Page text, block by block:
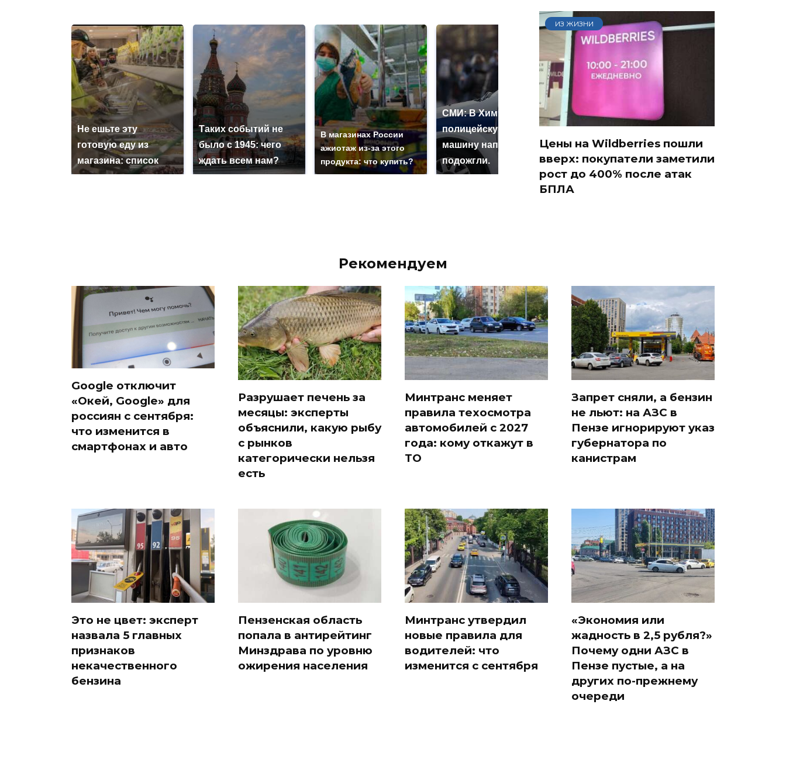
Не ешьте эту
готовую еду из
магазина: список
Таких событий не
было с 1945: чего
ждать всем нам?
В магазинах России
ажиотаж из-за этого
продукта: что купить?
СМИ: В Химках на
полицейскую
машину напали и
подожгли.
Где будет встреча
президентов США и
России: Европа?
Такую зиму в России
никто не ждал: как
так?!
ИЗ ЖИЗНИ
Цены на Wildberries пошли
вверх: покупатели заметили
рост до 400% после атак
БПЛА
Рекомендуем
Google отключит
«Окей, Google» для
россиян с сентября:
что изменится в
смартфонах и авто
Разрушает печень за
месяцы: эксперты
объяснили, какую рыбу
с рынков
категорически нельзя
есть
Минтранс меняет
правила техосмотра
автомобилей с 2027
года: кому откажут в
ТО
Запрет сняли, а бензин
не льют: на АЗС в
Пензе игнорируют указ
губернатора по
канистрам
Это не цвет: эксперт
назвала 5 главных
признаков
некачественного
бензина
Пензенская область
попала в антирейтинг
Минздрава по уровню
ожирения населения
Минтранс утвердил
новые правила для
водителей: что
изменится с сентября
«Экономия или
жадность в 2,5 рубля?»
Почему одни АЗС в
Пензе пустые, а на
других по-прежнему
очереди